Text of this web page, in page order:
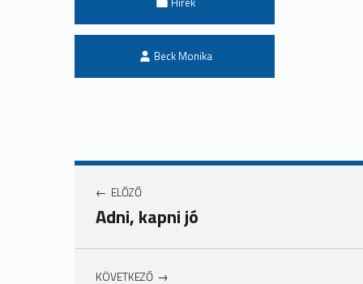
Written by:
Beck Monika
ELŐZŐ
Adni, kapni jó
KÖVETKEZŐ